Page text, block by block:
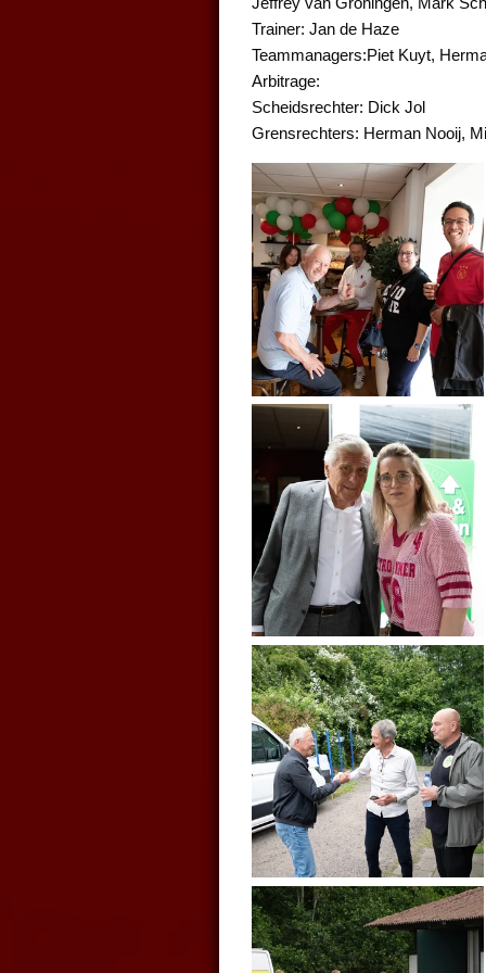
Trainer: Jan de Haze
Teammanagers:Piet Kuyt,
Arbitrage:
Scheidsrechter: Dick Jol
Grensrechters: Herman Nooij,